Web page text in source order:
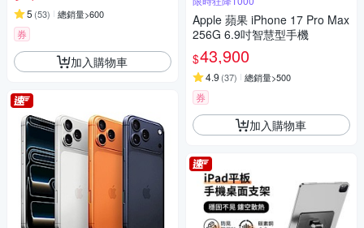
5 (53) 總銷量>600
券
加入購物車
Apple 蘋果 iPhone 17 Pro Max
256G 6.9吋智慧型手機
$43,900
4.9 (37) 總銷量>500
券
加入購物車